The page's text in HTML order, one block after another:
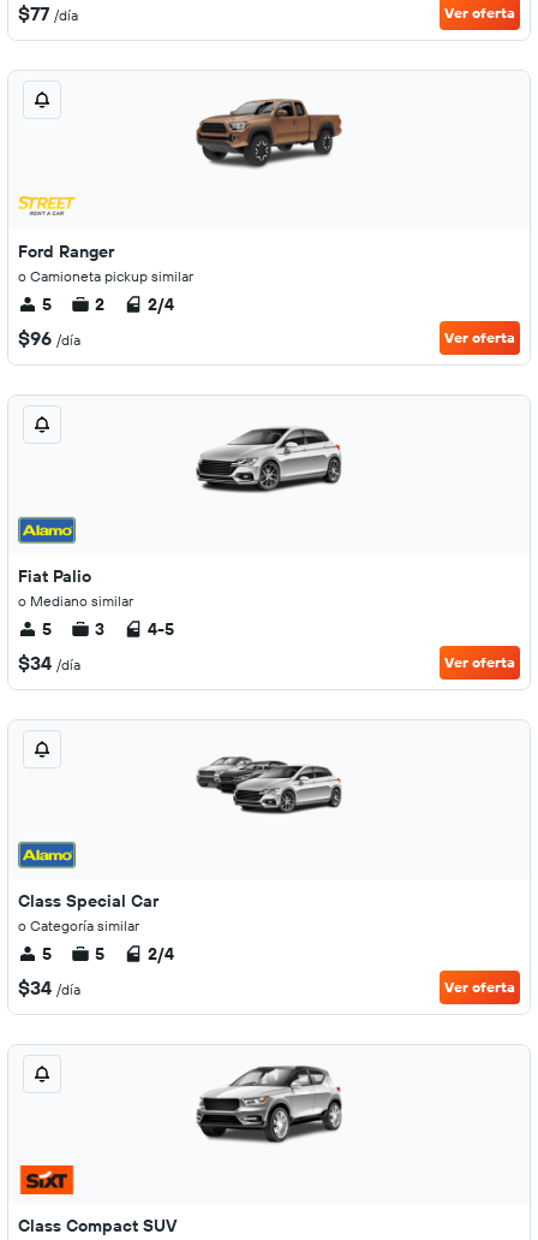
$77 /día Ver oferta
Ford Ranger
o Camioneta pickup similar
5 2 2/4
$96 /día Ver oferta
Fiat Palio
o Mediano similar
5 3 4-5
$34 /día Ver oferta
Class Special Car
o Categoría similar
5 5 2/4
$34 /día Ver oferta
Class Compact SUV